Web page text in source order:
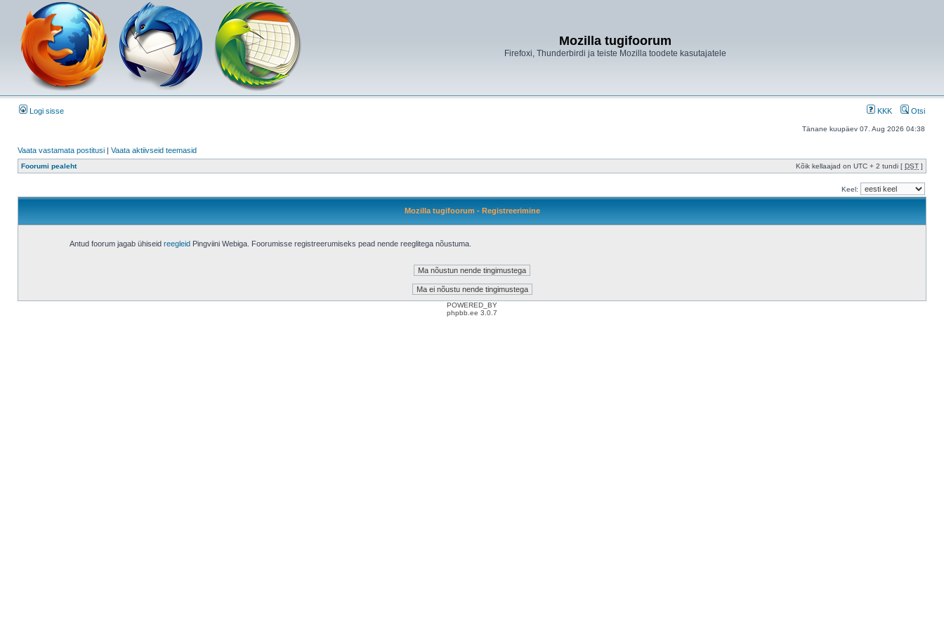
Mozilla tugifoorum
Firefoxi, Thunderbirdi ja teiste Mozilla toodete kasutajatele
Logi sisse KKK Otsi
Tänane kuupäev 07. Aug 2026 04:38
Vaata vastamata postitusi | Vaata aktiivseid teemasid
Foorumi pealeht Kõik kellaajad on UTC + 2 tundi [ DST ]
Keel:
Mozilla tugifoorum - Registreerimine
Antud foorum jagab ühiseid reegleidPingviini Webiga. Foorumisse registreerumiseks pead nende reeglitega nõustuma.
POWERED_BY
phpbb.ee 3.0.7